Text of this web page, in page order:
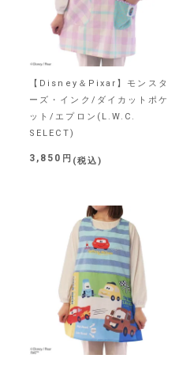
【Disney＆Pixar】モンスタ
ーズ・インク/ダイカットポケ
ット/エプロン(L.W.C.
SELECT)
3,850 税込